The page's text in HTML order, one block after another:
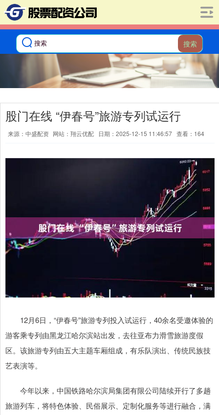
搜索
股门在线 “伊春号”旅游专列试运行
来源：中盛配资 网站：翔云优配 日期：2025-12-15 11:46:57 查看：164
12月6日，“伊春号”旅游专列投入试运行，40余名受邀体验的
游客乘专列由黑龙江哈尔滨站出发，去往亚布力滑雪旅游度假
区。该旅游专列由五大主题车厢组成，有乐队演出、传统民族技
艺表演等。
今年以来，中国铁路哈尔滨局集团有限公司陆续开行了多趟
旅游列车，将特色体验、民俗展示、定制化服务等进行融合，满